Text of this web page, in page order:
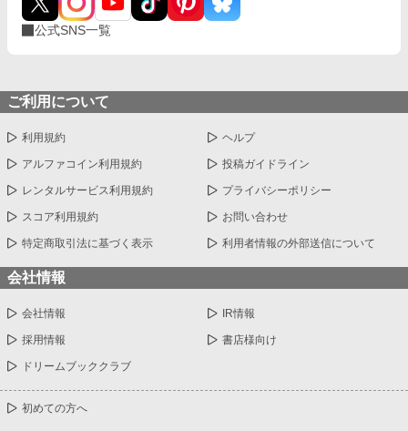
公式SNS一覧
ご利用について
利用規約 ヘルプ
アルファコイン利用規約 投稿ガイドライン
レンタルサービス利用規約 プライバシーポリシー
スコア利用規約 お問い合わせ
特定商取引法に基づく表示 利用者情報の外部送信について
会社情報
会社情報 IR情報
採用情報 書店様向け
ドリームブッククラブ
初めての方へ